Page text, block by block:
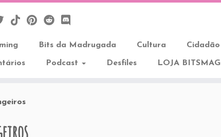
Bits da Madrugada Cultura Cidadão
Podcast Desfiles LOJA BITSMAG